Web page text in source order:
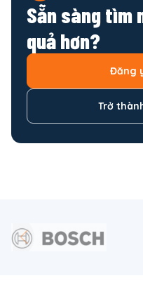
Sẵn sàng tìm
quả hơn?
Đăng
Trở